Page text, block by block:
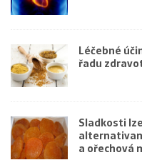
Léčebné
řadu
Sladkosti
a ořechová